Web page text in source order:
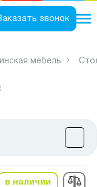
звонок
мебель
в наличии